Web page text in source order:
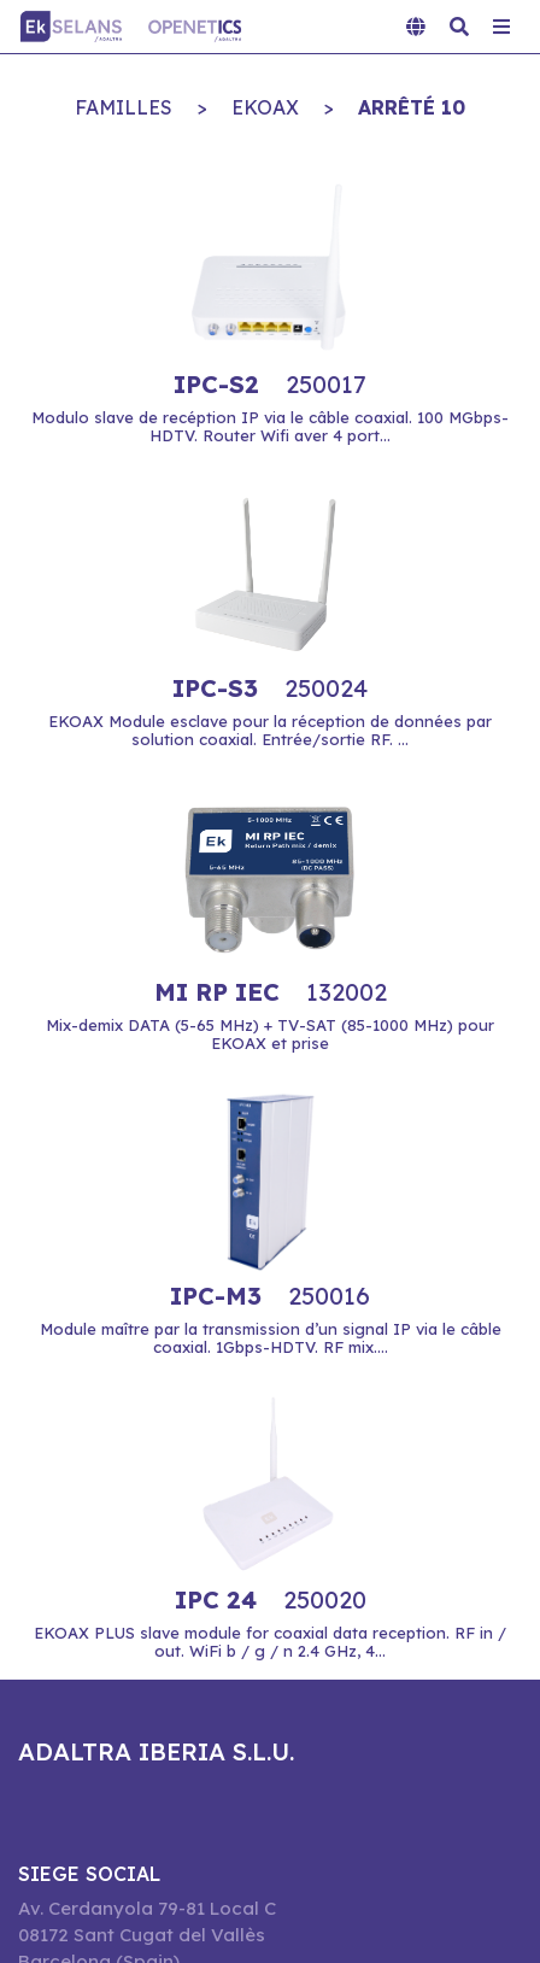
FAMILLES > EKOAX > ARRÊTÉ 10
IPC-S2 250017
Modulo slave de recéption IP via le câble coaxial. 100 MGbps-
HDTV. Router Wifi aver 4 port...
IPC-S3 250024
EKOAX Module esclave pour la réception de données par
solution coaxial. Entrée/sortie RF. ...
MI RP IEC 132002
Mix-demix DATA (5-65 MHz) + TV-SAT (85-1000 MHz) pour
EKOAX et prise
IPC-M3 250016
Module maître par la transmission d’un signal IP via le câble
coaxial. 1Gbps-HDTV. RF mix....
IPC 24 250020
EKOAX PLUS slave module for coaxial data reception. RF in /
out. WiFi b / g / n 2.4 GHz, 4...
ADALTRA IBERIA S.L.U.
SIEGE SOCIAL
Av. Cerdanyola 79-81 Local C
08172 Sant Cugat del Vallès